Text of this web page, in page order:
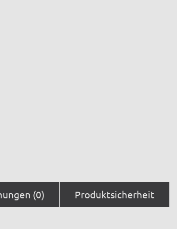
(0) Produktsicherheit